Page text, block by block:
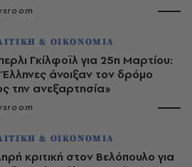
& ΟΙΚΟΝΟΜΙΑ
Γκίλφοϊλ για 25η Μαρτίου:
Έλληνες άνοιξαν τον δρόμο
την ανεξαρτησία»
& ΟΙΚΟΝΟΜΙΑ
κριτική στον Βελόπουλο για